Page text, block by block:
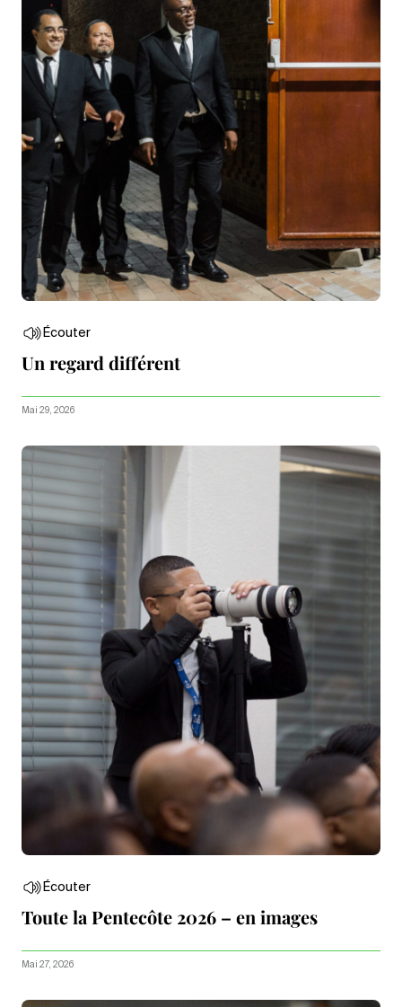
Écouter
Un regard différent
Mai 29, 2026
Écouter
Toute la Pentecôte 2026 – en images
Mai 27, 2026